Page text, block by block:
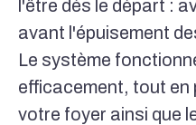
l'être dès le départ :
avant l'épuisement
Le système
efficacement, tout en
votre foyer ainsi que